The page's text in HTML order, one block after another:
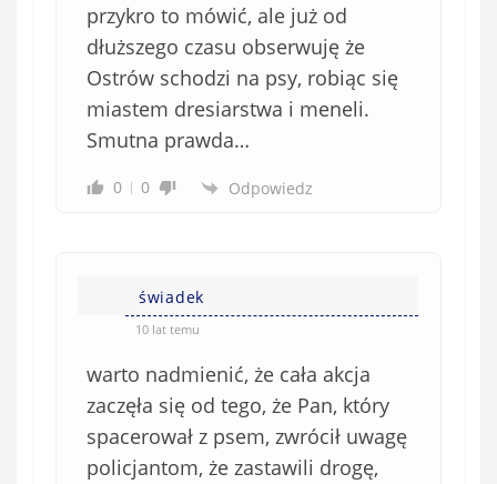
przykro to mówić, ale już od
dłuższego czasu obserwuję że
Ostrów schodzi na psy, robiąc się
miastem dresiarstwa i meneli.
Smutna prawda…
0 0 Odpowiedz
świadek
10 lat temu
warto nadmienić, że cała akcja
zaczęła się od tego, że Pan, który
spacerował z psem, zwrócił uwagę
policjantom, że zastawili drogę,